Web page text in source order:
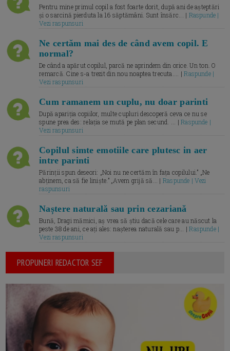
Pentru mine primul copil a fost foarte dorit, după ani de așteptări
și o sarcină pierduta la 16 săptămâni. Sunt însărc... | Raspunde |
Vezi raspunsuri
Ne certăm mai des de când avem copil. E
normal?
De când a apărut copilul, parcă ne aprindem din orice. Un ton. O
remarcă. Cine s-a trezit din nou noaptea trecuta.... |Raspunde |
Vezi raspunsuri
Cum ramanem un cuplu, nu doar parinti
După apariția copiilor, multe cupluri descoperă ceva ce nu se
spune prea des: relația se mută pe plan secund. ... |Raspunde |
Vezi raspunsuri
Copilul simte emotiile care plutesc in aer
intre parinti
Părinții spun deseori: „Noi nu ne certăm în fața copilului.” „Ne
abținem, ca să fie liniște.” „Avem grijă să... | Raspunde | Vezi
raspunsuri
Naștere naturală sau prin cezariană
Bună, Dragi mămici, aș vrea să știu dacă cele care au născut la
peste 38 de ani, ce ați ales: nașterea naturală sau p... |Raspunde |
Vezi raspunsuri
PROPUNERI REDACTOR SEF